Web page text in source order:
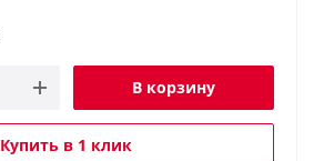
В корзину
Купить в 1 клик